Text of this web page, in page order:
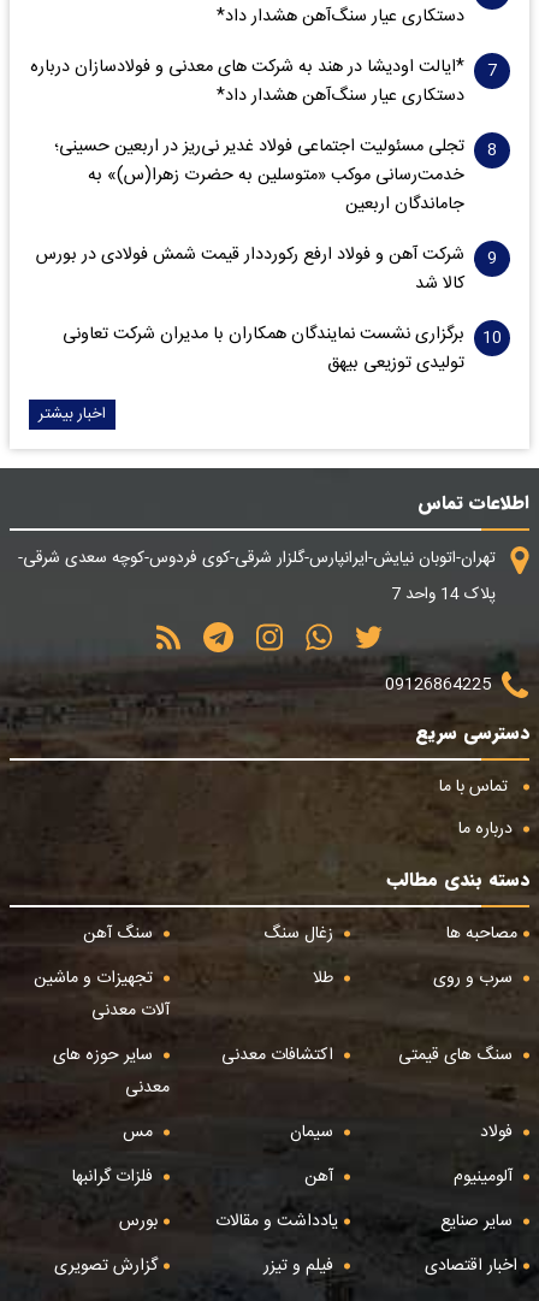
دستکاری عیار سنگ‌آهن هشدار داد*
*ایالت اودیشا در هند به شرکت های معدنی و فولادسازان درباره
دستکاری عیار سنگ‌آهن هشدار داد*
تجلی مسئولیت اجتماعی فولاد غدیر نی‌ریز در اربعین حسینی؛
خدمت‌رسانی موکب «متوسلین به حضرت زهرا(س)» به
جاماندگان اربعین
شرکت آهن و فولاد ارفع رکورددار قیمت شمش فولادی در بورس
کالا شد
برگزاری نشست نمایندگان همکاران با مدیران شرکت تعاونی
تولیدی توزیعی بیهق
اخبار بیشتر
اطلاعات تماس
تهران-اتوبان نیایش-ایرانپارس-گلزار شرقی-کوی فردوس-کوچه سعدی شرقی-
پلاک 14 واحد 7
09126864225
دسترسی سریع
تماس با ما
درباره ما
دسته بندی مطالب
مصاحبه ها
زغال سنگ
سنگ آهن
سرب و روی
طلا
تجهیزات و ماشین
آلات معدنی
سنگ های قیمتی
اکتشافات معدنی
سایر حوزه های
معدنی
فولاد
سیمان
مس
آلومینیوم
آهن
فلزات گرانبها
سایر صنایع
یادداشت و مقالات
بورس
اخبار اقتصادی
فیلم و تیزر
گزارش تصویری